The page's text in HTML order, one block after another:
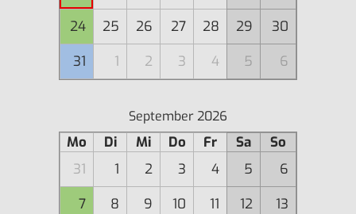
24 25 26 27 28 29
30
31
1 2 3 4 5 6
September 2026
Mo Di Mi Do Fr Sa
So
31
1 2 3 4 5
6
7
8 9 10 11 12
13